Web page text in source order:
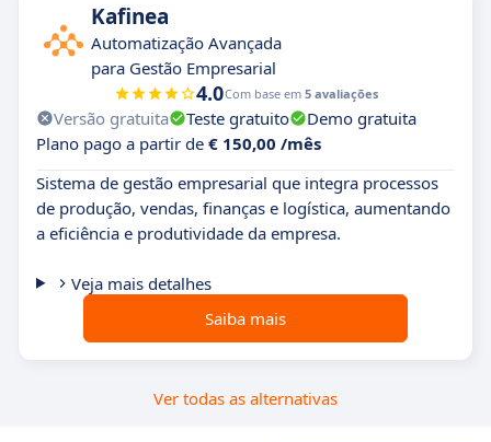
Kafinea
Automatização Avançada
para Gestão Empresarial
4.0Com base em 5 avaliações
Versão gratuita Teste gratuito
Demo gratuita
Plano pago a partir de € 150,00 /mês
Sistema de gestão empresarial que integra processos
de produção, vendas, finanças e logística, aumentando
a eficiência e produtividade da empresa.
Veja mais detalhes
Saiba mais
Ver todas as alternativas